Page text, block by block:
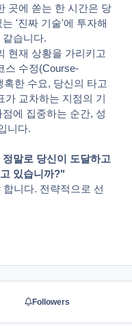
곳에 쏟는 한 시간은 당
'진짜 기술'에 투자해
습니다.
현재 상황을 가리키고
스 수정(Course-
한 수요, 당신의 타고
교차하는 지점의 기
에 집중하는 순간, 성
니다.
말로 당신이 도달하고
있습니까?"
니다. 전략적으로 선
Followers